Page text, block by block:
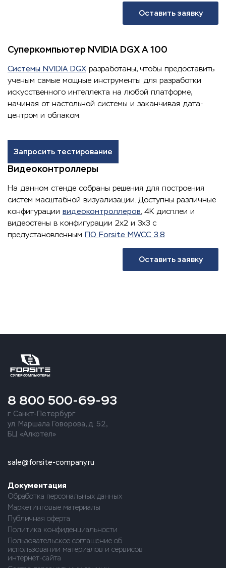
Оставить заявку
Суперкомпьютер NVIDIA DGX A 100
Системы NVIDIA DGX разработаны, чтобы предоставить
ученым самые мощные инструменты для разработки
искусственного интеллекта на любой платформе,
начиная от настольной системы и заканчивая дата-
центром и облаком.
Запросить тестирование
Видеоконтроллеры
На данном стенде собраны решения для построения
систем масштабной визуализации. Доступны различные
конфигурации видеоконтроллеров, 4K дисплеи и
видеостены в конфигурации 2x2 и 3х3 с
предустановленным ПО Forsite MWCC 3.8
Оставить заявку
8 800 500-69-93
г. Санкт-Петербург
ул. Маршала Говорова, д. 52,
БЦ «Алкотел»
sale@forsite-company.ru
Документация
Обработка персональных данных
Маркетинговые материалы
Публичная оферта
Политика конфиденциальности
Пользовательское соглашение об
использовании материалов и сервисов
интернет-сайта